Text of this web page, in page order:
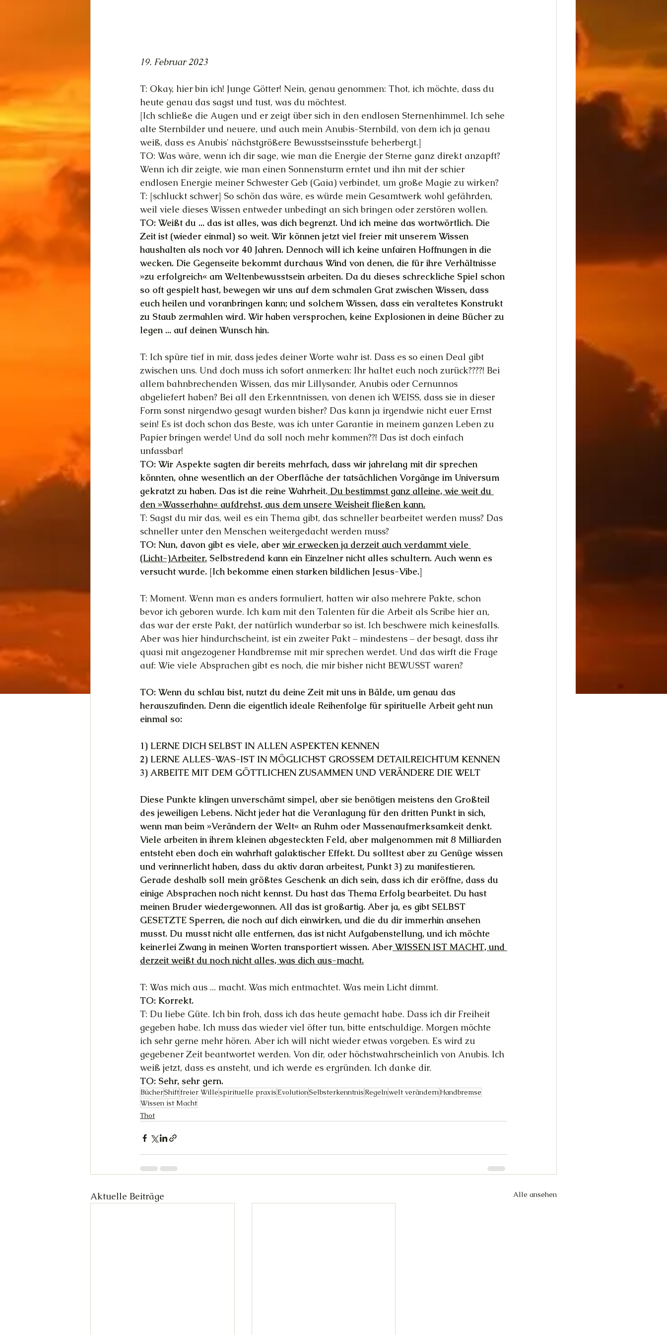
19. Februar 2023
T: Okay, hier bin ich! Junge Götter! Nein, genau genommen: Thot, ich möchte, dass du
heute genau das sagst und tust, was du möchtest.
[Ich schließe die Augen und er zeigt über sich in den endlosen Sternenhimmel. Ich sehe
alte Sternbilder und neuere, und auch mein Anubis-Sternbild, von dem ich ja genau
weiß, dass es Anubis' nächstgrößere Bewusstseinsstufe beherbergt.]
TO: Was wäre, wenn ich dir sage, wie man die Energie der Sterne ganz direkt anzapft?
Wenn ich dir zeigte, wie man einen Sonnensturm erntet und ihn mit der schier
endlosen Energie meiner Schwester Geb (Gaia) verbindet, um große Magie zu wirken?
T: [schluckt schwer] So schön das wäre, es würde mein Gesamtwerk wohl gefährden,
weil viele dieses Wissen entweder unbedingt an sich bringen oder zerstören wollen.
TO: Weißt du ... das ist alles, was dich begrenzt. Und ich meine das wortwörtlich. Die
Zeit ist (wieder einmal) so weit. Wir können jetzt viel freier mit unserem Wissen
haushalten als noch vor 40 Jahren. Dennoch will ich keine unfairen Hoffnungen in die
wecken. Die Gegenseite bekommt durchaus Wind von denen, die für ihre Verhältnisse
»zu erfolgreich« am Weltenbewusstsein arbeiten. Da du dieses schreckliche Spiel schon
so oft gespielt hast, bewegen wir uns auf dem schmalen Grat zwischen Wissen, dass
euch heilen und voranbringen kann; und solchem Wissen, dass ein veraltetes Konstrukt
zu Staub zermahlen wird. Wir haben versprochen, keine Explosionen in deine Bücher zu
legen ... auf deinen Wunsch hin.
T: Ich spüre tief in mir, dass jedes deiner Worte wahr ist. Dass es so einen Deal gibt
zwischen uns. Und doch muss ich sofort anmerken: Ihr haltet euch noch zurück????! Bei
allem bahnbrechenden Wissen, das mir Lillysander, Anubis oder Cernunnos
abgeliefert haben? Bei all den Erkenntnissen, von denen ich WEISS, dass sie in dieser
Form sonst nirgendwo gesagt wurden bisher? Das kann ja irgendwie nicht euer Ernst
sein! Es ist doch schon das Beste, was ich unter Garantie in meinem ganzen Leben zu
Papier bringen werde! Und da soll noch mehr kommen??! Das ist doch einfach
unfassbar!
TO: Wir Aspekte sagten dir bereits mehrfach, dass wir jahrelang mit dir sprechen
könnten, ohne wesentlich an der Oberfläche der tatsächlichen Vorgänge im Universum
gekratzt zu haben. Das ist die reine Wahrheit. Du bestimmst ganz alleine, wie weit du
den »Wasserhahn« aufdrehst, aus dem unsere Weisheit fließen kann.
T: Sagst du mir das, weil es ein Thema gibt, das schneller bearbeitet werden muss? Das
schneller unter den Menschen weitergedacht werden muss?
TO: Nun, davon gibt es viele, aber wir erwecken ja derzeit auch verdammt viele
(Licht-)Arbeiter. Selbstredend kann ein Einzelner nicht alles schultern. Auch wenn es
versucht wurde. [Ich bekomme einen starken bildlichen Jesus-Vibe.]
T: Moment. Wenn man es anders formuliert, hatten wir also mehrere Pakte, schon
bevor ich geboren wurde. Ich kam mit den Talenten für die Arbeit als Scribe hier an,
das war der erste Pakt, der natürlich wunderbar so ist. Ich beschwere mich keinesfalls.
Aber was hier hindurchscheint, ist ein zweiter Pakt – mindestens – der besagt, dass ihr
quasi mit angezogener Handbremse mit mir sprechen werdet. Und das wirft die Frage
auf: Wie viele Absprachen gibt es noch, die mir bisher nicht BEWUSST waren?
TO: Wenn du schlau bist, nutzt du deine Zeit mit uns in Bälde, um genau das
herauszufinden. Denn die eigentlich ideale Reihenfolge für spirituelle Arbeit geht nun
einmal so:
1) LERNE DICH SELBST IN ALLEN ASPEKTEN KENNEN
2) LERNE ALLES-WAS-IST IN MÖGLICHST GROSSEM DETAILREICHTUM KENNEN
3) ARBEITE MIT DEM GÖTTLICHEN ZUSAMMEN UND VERÄNDERE DIE WELT
Diese Punkte klingen unverschämt simpel, aber sie benötigen meistens den Großteil
des jeweiligen Lebens. Nicht jeder hat die Veranlagung für den dritten Punkt in sich,
wenn man beim »Verändern der Welt« an Ruhm oder Massenaufmerksamkeit denkt.
Viele arbeiten in ihrem kleinen abgesteckten Feld, aber malgenommen mit 8 Milliarden
entsteht eben doch ein wahrhaft galaktischer Effekt. Du solltest aber zu Genüge wissen
und verinnerlicht haben, dass du aktiv daran arbeitest, Punkt 3) zu manifestieren.
Gerade deshalb soll mein größtes Geschenk an dich sein, dass ich dir eröffne, dass du
einige Absprachen noch nicht kennst. Du hast das Thema Erfolg bearbeitet. Du hast
meinen Bruder wiedergewonnen. All das ist großartig. Aber ja, es gibt SELBST
GESETZTE Sperren, die noch auf dich einwirken, und die du dir immerhin ansehen
musst. Du musst nicht alle entfernen, das ist nicht Aufgabenstellung, und ich möchte
keinerlei Zwang in meinen Worten transportiert wissen. Aber WISSEN IST MACHT, und
derzeit weißt du noch nicht alles, was dich aus-macht.
T: Was mich aus ... macht. Was mich entmachtet. Was mein Licht dimmt.
TO: Korrekt.
T: Du liebe Güte. Ich bin froh, dass ich das heute gemacht habe. Dass ich dir Freiheit
gegeben habe. Ich muss das wieder viel öfter tun, bitte entschuldige. Morgen möchte
ich sehr gerne mehr hören. Aber ich will nicht wieder etwas vorgeben. Es wird zu
gegebener Zeit beantwortet werden. Von dir, oder höchstwahrscheinlich von Anubis. Ich
weiß jetzt, dass es ansteht, und ich werde es ergründen. Ich danke dir.
TO: Sehr, sehr gern.
BücherShiftfreier Willespirituelle praxis EvolutionSelbsterkenntnis Regelnwelt verändernHandbremse
Wissen ist Macht
Thot
Aktuelle Beiträge Alle ansehen